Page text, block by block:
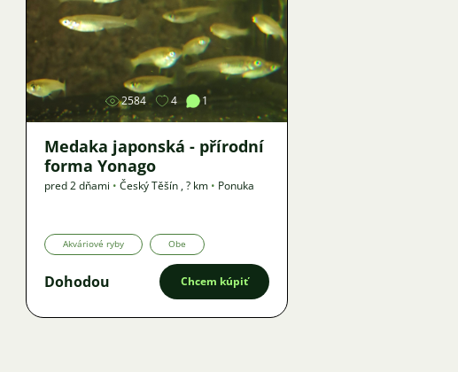
Obrázok
2584 4 1
Medaka japonská - přírodní
forma Yonago
pred 2 dňami • Český Těšín ,? km • Ponuka
Akváriové ryby Obe
Dohodou Chcem kúpiť